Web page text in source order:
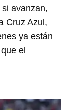
avanzan,
Cruz Azul,
ya están
el